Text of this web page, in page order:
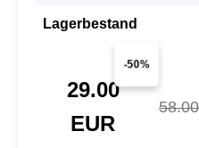
Lagerbestand
-50%
29.00
EUR